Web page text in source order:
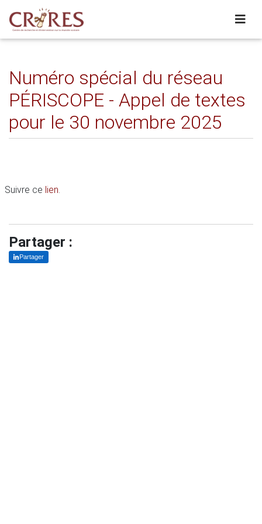
Numéro spécial du réseau
PÉRISCOPE - Appel de textes
pour le 30 novembre 2025
Suivre ce lien.
Partager :
Partager